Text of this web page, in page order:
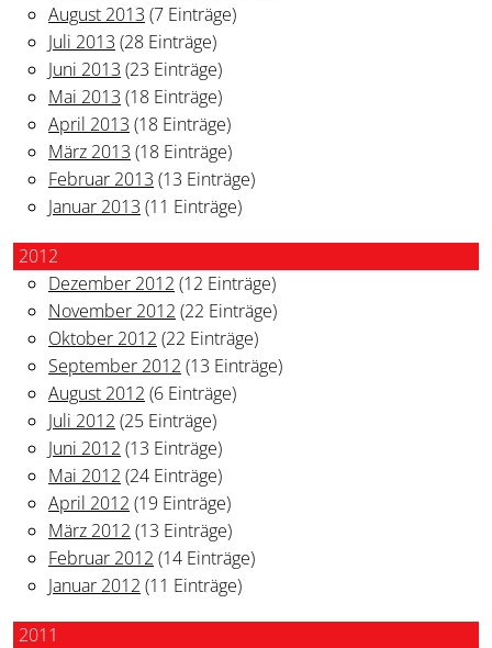
August 2013 (7 Einträge)
Juli 2013 (28 Einträge)
Juni 2013 (23 Einträge)
Mai 2013 (18 Einträge)
April 2013 (18 Einträge)
März 2013 (18 Einträge)
Februar 2013 (13 Einträge)
Januar 2013 (11 Einträge)
2012
Dezember 2012 (12 Einträge)
November 2012 (22 Einträge)
Oktober 2012 (22 Einträge)
September 2012 (13 Einträge)
August 2012 (6 Einträge)
Juli 2012 (25 Einträge)
Juni 2012 (13 Einträge)
Mai 2012 (24 Einträge)
April 2012 (19 Einträge)
März 2012 (13 Einträge)
Februar 2012 (14 Einträge)
Januar 2012 (11 Einträge)
2011